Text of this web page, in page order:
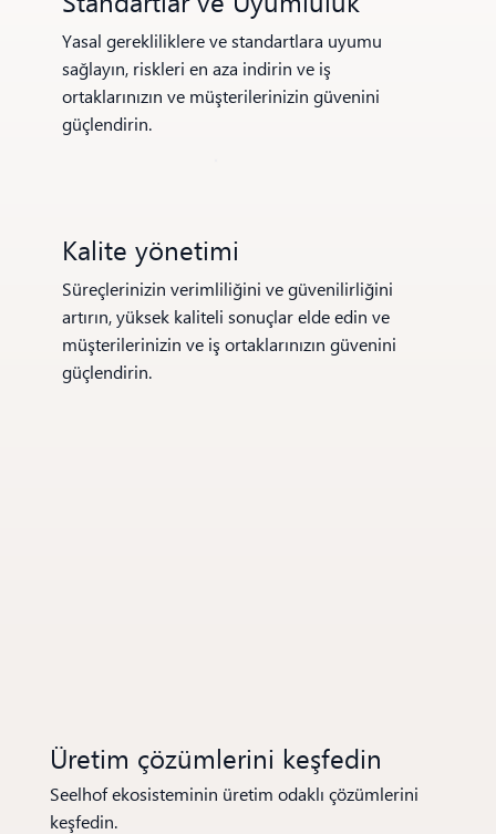
Üretim çözümlerini keşfedin
Seelhof ekosisteminin üretim odaklı çözümlerini
keşfedin.
Yasal gerekliliklere ve standartlara uyumu
sağlayın, riskleri en aza indirin ve iş
ortaklarınızın ve müşterilerinizin güvenini
güçlendirin.
Kalite yönetimi
Süreçlerinizin verimliliğini ve güvenilirliğini
artırın, yüksek kaliteli sonuçlar elde edin ve
müşterilerinizin ve iş ortaklarınızın güvenini
güçlendirin.